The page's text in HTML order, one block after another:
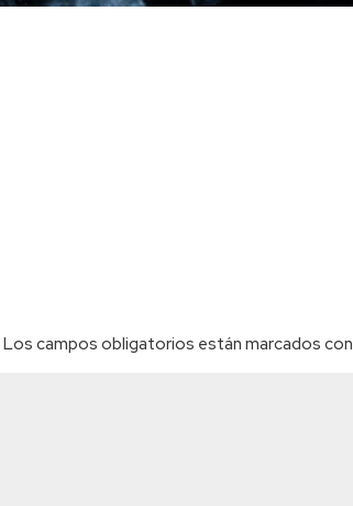
Los campos obligatorios están marcados con